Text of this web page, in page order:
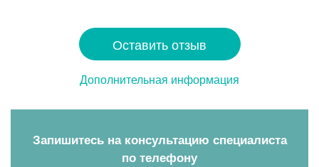
Оставить отзыв
Дополнительная информация
Запишитесь на консультацию специалиста
по телефону